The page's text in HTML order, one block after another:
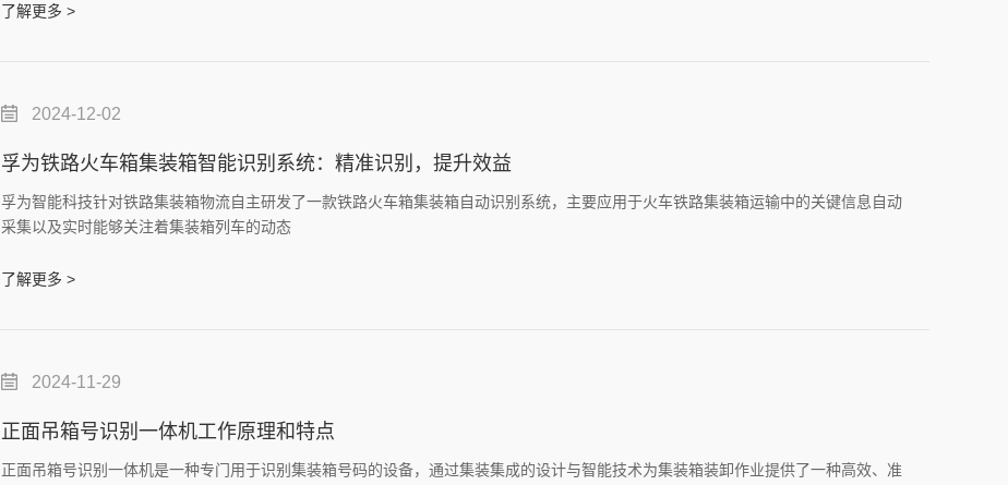
了解更多 >
2024-12-02
孚为铁路火车箱集装箱智能识别系统：精准识别，提升效益
孚为智能科技针对铁路集装箱物流自主研发了一款铁路火车箱集装箱自动识别系统，主要应用于火车铁路集装箱运输中的关键信息自动
采集以及实时能够关注着集装箱列车的动态
了解更多 >
2024-11-29
正面吊箱号识别一体机工作原理和特点
正面吊箱号识别一体机是一种专门用于识别集装箱号码的设备，通过集装集成的设计与智能技术为集装箱装卸作业提供了一种高效、准